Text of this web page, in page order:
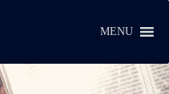
MENU